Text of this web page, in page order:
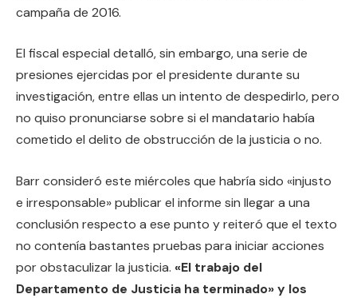
campaña de 2016.
El fiscal especial detalló, sin embargo, una serie de
presiones ejercidas por el presidente durante su
investigación, entre ellas un intento de despedirlo, pero
no quiso pronunciarse sobre si el mandatario había
cometido el delito de obstrucción de la justicia o no.
Barr consideró este miércoles que habría sido «injusto
e irresponsable» publicar el informe sin llegar a una
conclusión respecto a ese punto y reiteró que el texto
no contenía bastantes pruebas para iniciar acciones
por obstaculizar la justicia. «El trabajo del
Departamento de Justicia ha terminado» y los